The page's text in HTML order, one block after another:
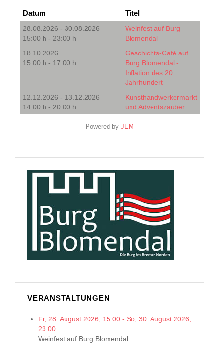
Datum Titel
28.08.2026 - 30.08.2026
15:00 h - 23:00 h
Weinfest auf Burg
Blomendal
18.10.2026
15:00 h - 17:00 h
Geschichts-Café auf
Burg Blomendal -
Inflation des 20.
Jahrhundert
12.12.2026 - 13.12.2026
14:00 h - 20:00 h
Kunsthandwerkermarkt
und Adventszauber
Powered by JEM
VERANSTALTUNGEN
Fr, 28. August 2026, 15:00 - So, 30. August 2026,
23:00
Weinfest auf Burg Blomendal